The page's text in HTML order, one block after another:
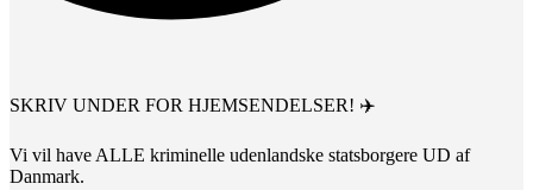
SKRIV UNDER FOR HJEMSENDELSER! ✈️
Vi vil have ALLE kriminelle udenlandske statsborgere UD af
Danmark.